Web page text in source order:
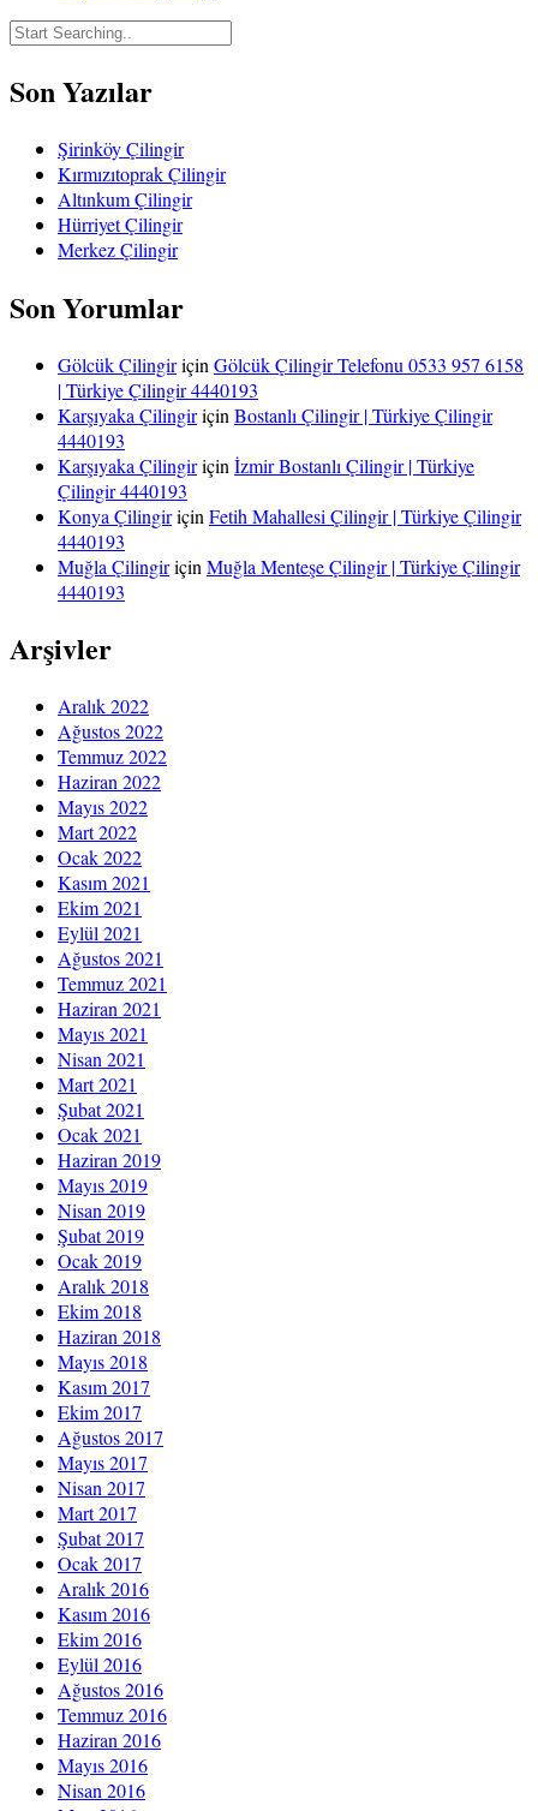
Son Yazılar
Şirinköy Çilingir
Kırmızıtoprak Çilingir
Altınkum Çilingir
Hürriyet Çilingir
Merkez Çilingir
Son Yorumlar
Gölcük Çilingiriçin Gölcük Çilingir Telefonu 0533 957 6158
| Türkiye Çilingir 4440193
Karşıyaka Çilingiriçin Bostanlı Çilingir | Türkiye Çilingir
4440193
Karşıyaka Çilingiriçin İzmir Bostanlı Çilingir | Türkiye
Çilingir 4440193
Konya Çilingiriçin Fetih Mahallesi Çilingir | Türkiye Çilingir
4440193
Muğla Çilingiriçin Muğla Menteşe Çilingir | Türkiye Çilingir
4440193
Arşivler
Aralık 2022
Ağustos 2022
Temmuz 2022
Haziran 2022
Mayıs 2022
Mart 2022
Ocak 2022
Kasım 2021
Ekim 2021
Eylül 2021
Ağustos 2021
Temmuz 2021
Haziran 2021
Mayıs 2021
Nisan 2021
Mart 2021
Şubat 2021
Ocak 2021
Haziran 2019
Mayıs 2019
Nisan 2019
Şubat 2019
Ocak 2019
Aralık 2018
Ekim 2018
Haziran 2018
Mayıs 2018
Kasım 2017
Ekim 2017
Ağustos 2017
Mayıs 2017
Nisan 2017
Mart 2017
Şubat 2017
Ocak 2017
Aralık 2016
Kasım 2016
Ekim 2016
Eylül 2016
Ağustos 2016
Temmuz 2016
Haziran 2016
Mayıs 2016
Nisan 2016